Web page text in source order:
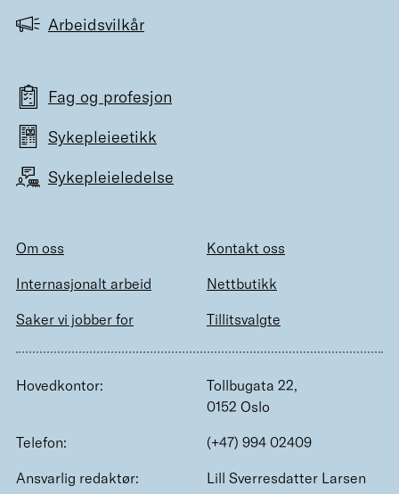
Arbeidsvilkår
Fag og profesjon
Sykepleieetikk
Sykepleieledelse
Om oss
Kontakt oss
Internasjonalt arbeid
Nettbutikk
Saker vi jobber for
Tillitsvalgte
Hovedkontor:
Tollbugata 22,
0152 Oslo
Telefon:
(+47) 994 02409
Ansvarlig redaktør:
Lill Sverresdatter Larsen